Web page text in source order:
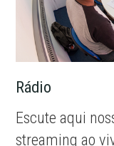
Rádio
Escute aqui
streaming ao